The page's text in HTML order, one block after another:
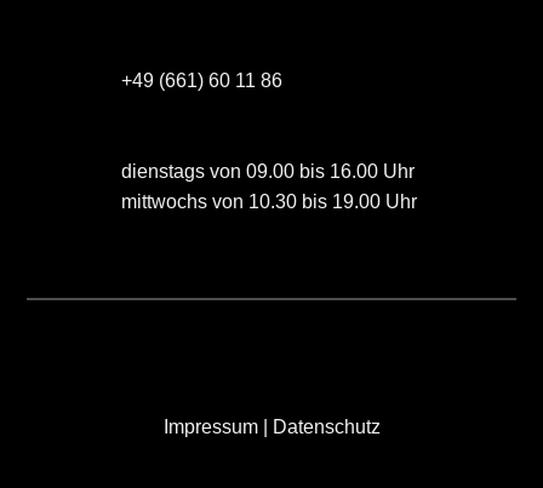
+49 (661) 60 11 86
dienstags von 09.00 bis 16.00 Uhr
mittwochs von 10.30 bis 19.00 Uhr
Impressum| Datenschutz